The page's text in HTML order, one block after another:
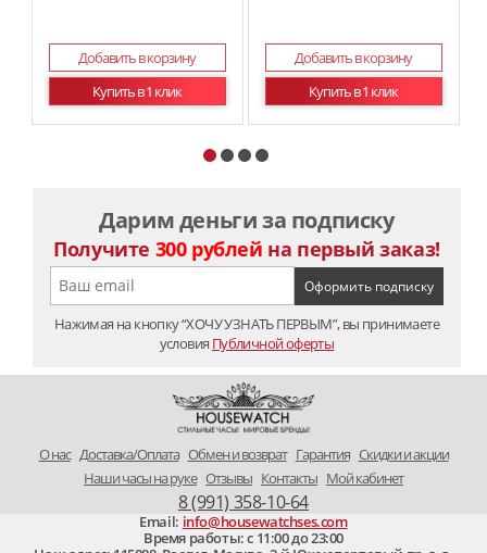
Добавить в корзину
Купить в 1 клик
Добавить в корзину
Купить в 1 клик
Дарим деньги за подписку
Получите 300 рублей на первый заказ!
Нажимая на кнопку “ХОЧУ УЗНАТЬ ПЕРВЫМ”, вы принимаете
условия Публичной оферты
O нас Доставка/Оплата Обмен и возврат Гарантия Скидки и акции
Наши часы на руке Отзывы Контакты Мой кабинет
8 (991) 358-10-64
Email: info@housewatchses.com
Время работы: c 11:00 до 23:00